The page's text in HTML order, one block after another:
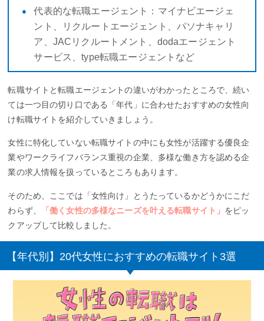
代表的な転職エージェント：マイナビエージェ
ント、リクルートエージェント、パソナキャリ
ア、JACリクルートメント、dodaエージェント
サービス、type転職エージェントなど
転職サイトと転職エージェントの違いがわかったところで、続い
ては一つ目の切り口である「年代」に合わせたおすすめの女性向
け転職サイトを紹介していきましょう。
女性に特化していない転職サイトの中にも女性が活躍する優良企
業やワークライフバランス重視の企業、多様な働き方を認める企
業の求人情報を扱っているところもあります。
そのため、ここでは「女性向け」とうたっているかどうかにこだ
わらず、
「働く女性の多様なニーズを叶える転職サイト」 をピッ
クアップして比較しました。
【年代別】20代女性におすすめの転職サイト3選